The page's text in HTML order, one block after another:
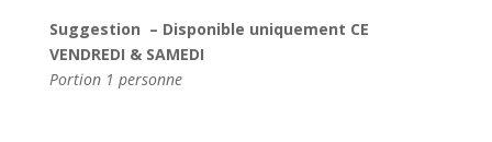
Suggestion – Disponible uniquement CE
VENDREDI & SAMEDI
Portion 1 personne